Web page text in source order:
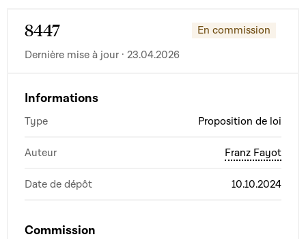
8447
En commission
Dernière mise à jour · 23.04.2026
Informations
Type Proposition de loi
Auteur Franz Fayot
Date de dépôt 10.10.2024
Commission